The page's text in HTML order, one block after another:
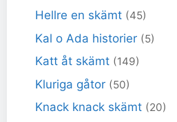
Hellre en skämt (45)
Kal o Ada historier (5)
Katt åt skämt (149)
Kluriga gåtor (50)
Knack knack skämt (20)